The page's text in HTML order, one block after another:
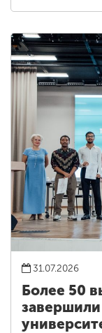
31.07.2026
Более 50